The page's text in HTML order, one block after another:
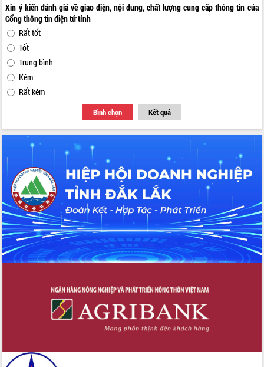
Xin ý kiến đánh giá về giao diện, nội dung, chất lượng cung cấp thông tin của
Cổng thông tin điện tử tỉnh
Rất tốt
Tốt
Trung bình
Kém
Rất kém
Bình chọn Kết quả